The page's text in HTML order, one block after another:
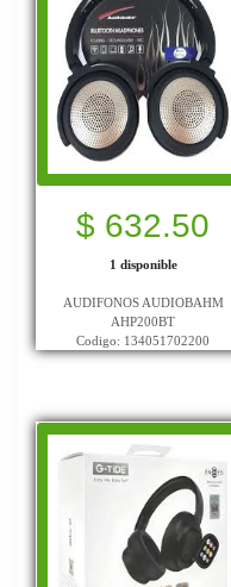
$ 632.50
1 disponible
AUDIFONOS AUDIOBAHM
AHP200BT
Codigo: 134051702200